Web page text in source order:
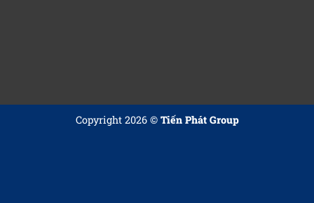
Copyright 2026 © Tiến Phát Group